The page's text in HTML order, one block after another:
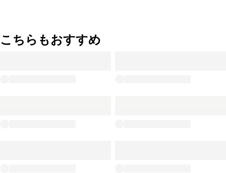
こちらもおすすめ